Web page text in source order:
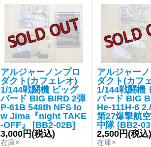
アルジャーノンプロ
ダクト(カフェレオ)
1/144戦闘機 ビッグ
バード BIG BIRD 2弾
P-61B 548th NFS Io
w Jima『night TAKE
-OFF』
[BB2-02B]
3,000円(税込)
在庫×
アルジャー
ダクト(カフ
1/144戦闘機
バード BIG
He-111H-6
第27爆撃航
中隊 [BB2-
2,500円(税込)
在庫×